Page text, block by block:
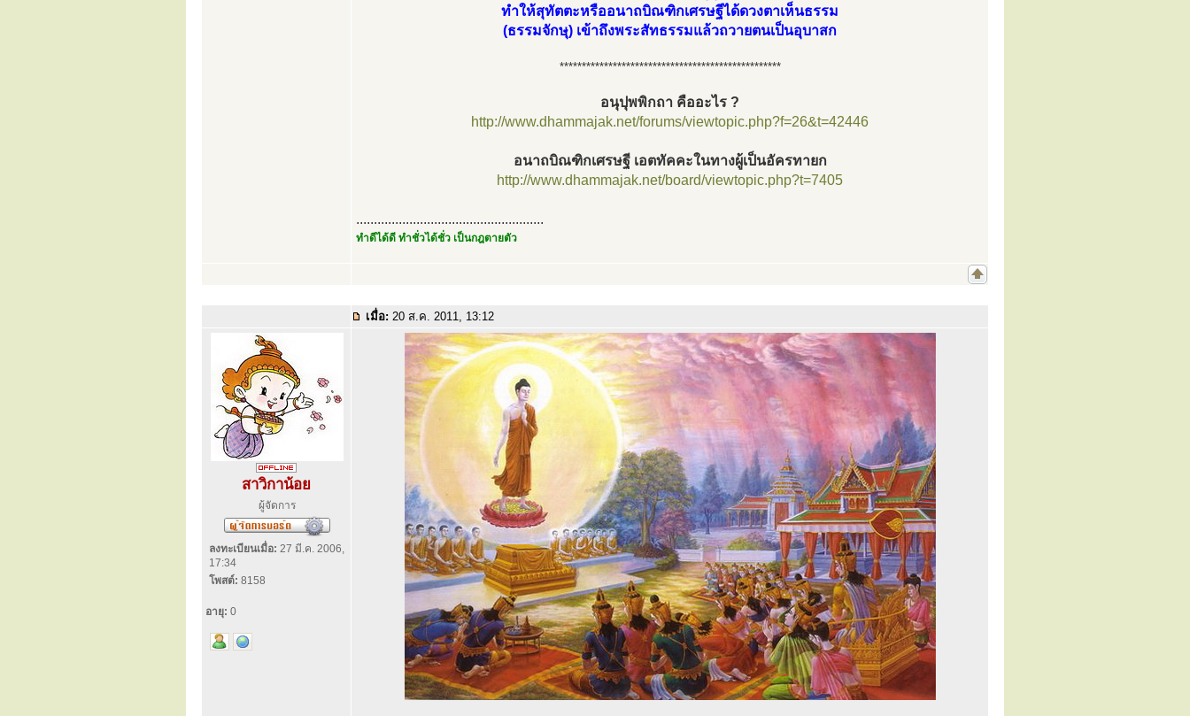
ทำให้สุทัตตะหรืออนาถบิณฑิกเศรษฐีได้ดวงตาเห็นธรรม
(ธรรมจักษุ) เข้าถึงพระสัทธรรมแล้วถวายตนเป็นอุบาสก
**************************************************
อนุปุพพิกถา คืออะไร ?
http://www.dhammajak.net/forums/viewtopic.php?f=26&t=42446
อนาถบิณฑิกเศรษฐี เอตทัคคะในทางผู้เป็นอัครทายก
http://www.dhammajak.net/board/viewtopic.php?t=7405
.....................................................
ทำดีได้ดี ทำชั่วได้ชั่ว เป็นกฎตายตัว
เมื่อ: 20 ส.ค. 2011, 13:12
สาวิกาน้อย
ผู้จัดการ
ลงทะเบียนเมื่อ: 27 มี.ค. 2006,
17:34
โพสต์: 8158
อายุ: 0